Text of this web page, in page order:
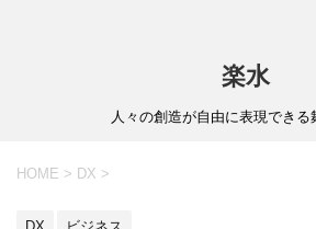
楽水
人々の創造が自由に表現できる
HOME > DX >